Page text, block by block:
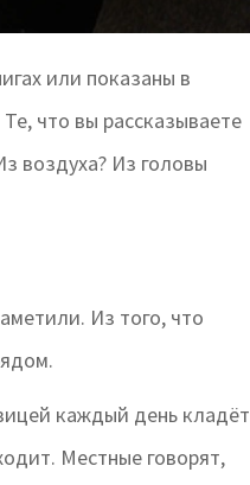
или показаны в
что вы рассказываете
воздуха? Из головы
Из того, что
каждый день кладёт
Местные говорят,